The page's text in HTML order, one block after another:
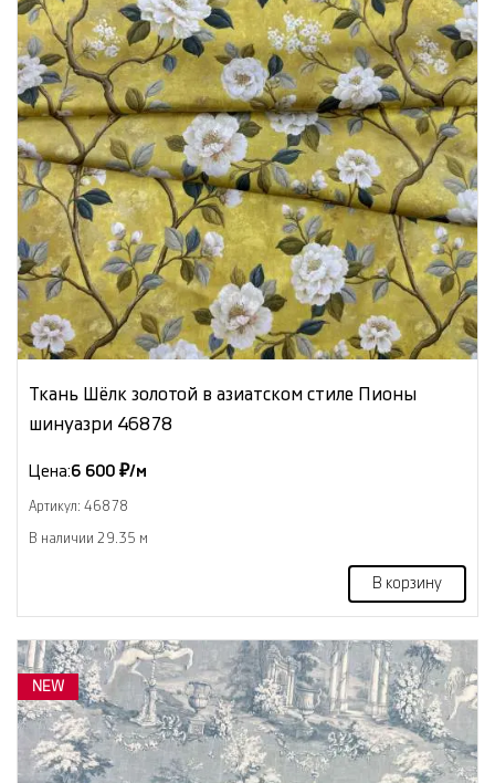
Ткань Шёлк золотой в азиатском стиле Пионы
шинуазри 46878
Цена:6 600 ₽/м
Артикул: 46878
В наличии 29.35 м
В корзину
NEW